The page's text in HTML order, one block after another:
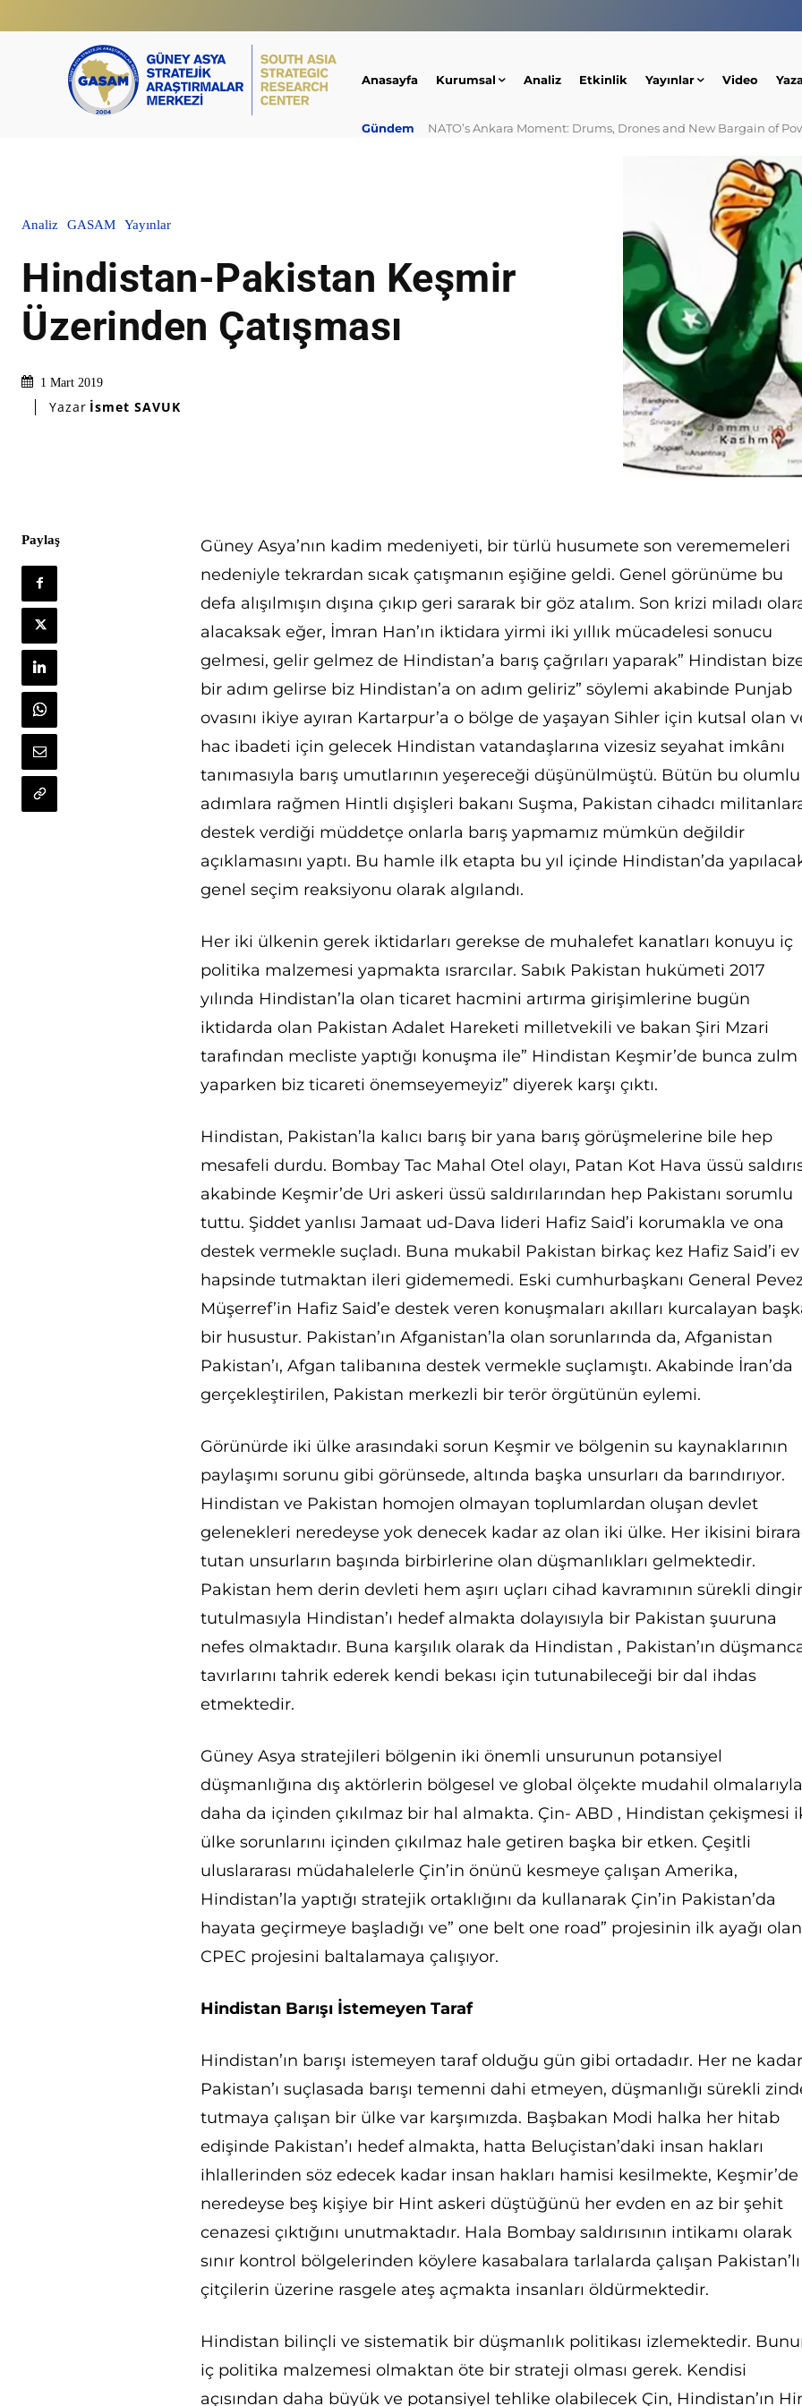
Anasayfa Kurumsal Analiz Etkinlik Yayınlar Video
Gündem NATO’s Ankara Moment: Drums, Drones and New Bargain of
Analiz GASAM Yayınlar
Hindistan-Pakistan Keşmir
Üzerinden Çatışması
1 Mart 2019
Yazar İsmet SAVUK
Paylaş
Güney Asya’nın kadim medeniyeti, bir türlü husumete son verememeleri
nedeniyle tekrardan sıcak çatışmanın eşiğine geldi. Genel görünüme bu
defa alışılmışın dışına çıkıp geri sararak bir göz atalım. Son krizi miladı
alacaksak eğer, İmran Han’ın iktidara yirmi iki yıllık mücadelesi sonucu
gelmesi, gelir gelmez de Hindistan’a barış çağrıları yaparak” Hindistan
bir adım gelirse biz Hindistan’a on adım geliriz” söylemi akabinde Punjab
ovasını ikiye ayıran Kartarpur’a o bölge de yaşayan Sihler için kutsal olan
hac ibadeti için gelecek Hindistan vatandaşlarına vizesiz seyahat imkânı
tanımasıyla barış umutlarının yeşereceği düşünülmüştü. Bütün bu olumlu
adımlara rağmen Hintli dışişleri bakanı Suşma, Pakistan cihadcı
destek verdiği müddetçe onlarla barış yapmamız mümkün değildir
açıklamasını yaptı. Bu hamle ilk etapta bu yıl içinde Hindistan’da
genel seçim reaksiyonu olarak algılandı.
Her iki ülkenin gerek iktidarları gerekse de muhalefet kanatları konuyu iç
politika malzemesi yapmakta ısrarcılar. Sabık Pakistan hukümeti 2017
yılında Hindistan’la olan ticaret hacmini artırma girişimlerine bugün
iktidarda olan Pakistan Adalet Hareketi milletvekili ve bakan Şiri Mzari
tarafından mecliste yaptığı konuşma ile” Hindistan Keşmir’de bunca zulm
yaparken biz ticareti önemseyemeyiz” diyerek karşı çıktı.
Hindistan, Pakistan’la kalıcı barış bir yana barış görüşmelerine bile hep
mesafeli durdu. Bombay Tac Mahal Otel olayı, Patan Kot Hava üssü
akabinde Keşmir’de Uri askeri üssü saldırılarından hep Pakistanı sorumlu
tuttu. Şiddet yanlısı Jamaat ud-Dava lideri Hafiz Said’i korumakla ve ona
destek vermekle suçladı. Buna mukabil Pakistan birkaç kez Hafiz Said’i ev
hapsinde tutmaktan ileri gidememedi. Eski cumhurbaşkanı General
Müşerref’in Hafiz Said’e destek veren konuşmaları akılları kurcalayan
bir husustur. Pakistan’ın Afganistan’la olan sorunlarında da, Afganistan
Pakistan’ı, Afgan talibanına destek vermekle suçlamıştı. Akabinde İran’da
gerçekleştirilen, Pakistan merkezli bir terör örgütünün eylemi.
Görünürde iki ülke arasındaki sorun Keşmir ve bölgenin su kaynaklarının
paylaşımı sorunu gibi görünsede, altında başka unsurları da barındırıyor.
Hindistan ve Pakistan homojen olmayan toplumlardan oluşan devlet
gelenekleri neredeyse yok denecek kadar az olan iki ülke. Her ikisini
tutan unsurların başında birbirlerine olan düşmanlıkları gelmektedir.
Pakistan hem derin devleti hem aşırı uçları cihad kavramının sürekli
tutulmasıyla Hindistan’ı hedef almakta dolayısıyla bir Pakistan şuuruna
nefes olmaktadır. Buna karşılık olarak da Hindistan , Pakistan’ın
tavırlarını tahrik ederek kendi bekası için tutunabileceği bir dal ihdas
etmektedir.
Güney Asya stratejileri bölgenin iki önemli unsurunun potansiyel
düşmanlığına dış aktörlerin bölgesel ve global ölçekte mudahil olmalarıyla
daha da içinden çıkılmaz bir hal almakta. Çin- ABD , Hindistan çekişmesi
ülke sorunlarını içinden çıkılmaz hale getiren başka bir etken. Çeşitli
uluslararası müdahalelerle Çin’in önünü kesmeye çalışan Amerika,
Hindistan’la yaptığı stratejik ortaklığını da kullanarak Çin’in Pakistan’da
hayata geçirmeye başladığı ve” one belt one road” projesinin ilk ayağı olan
CPEC projesini baltalamaya çalışıyor.
Hindistan Barışı İstemeyen Taraf
Hindistan’ın barışı istemeyen taraf olduğu gün gibi ortadadır. Her ne kadar
Pakistan’ı suçlasada barışı temenni dahi etmeyen, düşmanlığı sürekli
tutmaya çalışan bir ülke var karşımızda. Başbakan Modi halka her hitab
edişinde Pakistan’ı hedef almakta, hatta Beluçistan’daki insan hakları
ihlallerinden söz edecek kadar insan hakları hamisi kesilmekte, Keşmir’de
neredeyse beş kişiye bir Hint askeri düştüğünü her evden en az bir şehit
cenazesi çıktığını unutmaktadır. Hala Bombay saldırısının intikamı olarak
sınır kontrol bölgelerinden köylere kasabalara tarlalarda çalışan Pakistan’lı
çitçilerin üzerine rasgele ateş açmakta insanları öldürmektedir.
Hindistan bilinçli ve sistematik bir düşmanlık politikası izlemektedir.
iç politika malzemesi olmaktan öte bir strateji olması gerek. Kendisi
açısından daha büyük ve potansiyel tehlike olabilecek Çin, Hindistan’ın